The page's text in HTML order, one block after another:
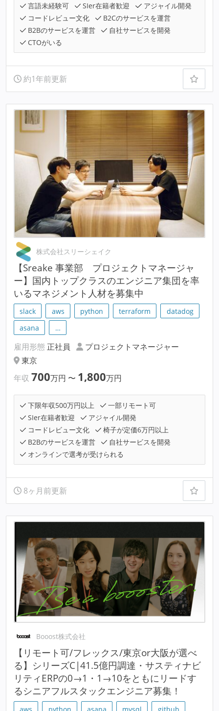
言語未経験可
SIer在籍者歓迎
アジャイル開発
コードレビュー文化
B2Cのサービスを運営
B2Bのサービスを運営
自社サービスを開発
CTOがいる
約1年前更新
株式会社スリーシェイク
【Sreake 事業部 プロジェクトマネージャ
ー】国内トップクラスのエンジニア集団を率
いるマネジメント人材を募集中
slack aws python terraform
datadog
asana
…
雇用形態 正社員
プロジェクトマネージャー
東京
年収 700万円 〜 1,800万円
下限年収500万円以上
一部リモート可
SIer在籍者歓迎
アジャイル開発
コードレビュー文化
椅子が定価6万円以上
B2Bのサービスを運営
自社サービスを開発
オンラインで選考が受けられる
8ヶ月前更新
Booost株式会社
【リモート可/フレックス/東京or大阪が選べ
る】シリーズC|41.5億円調達・サスティナビ
リティERPの0→1・1→10をともにリードす
るシニアフルスタックエンジニア募集！
aws python asana mysql github